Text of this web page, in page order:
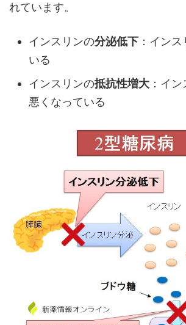
れています。
インスリンの分泌低下 ：イン
いる
インスリンの抵抗性増大 ：イ
悪くなっている